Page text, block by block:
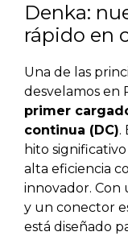
Denka:
rápido en
Una de las
desvelamos en
primer
continua (DC).
hito
alta eficiencia
innovador. Con
y un conector
está diseñado